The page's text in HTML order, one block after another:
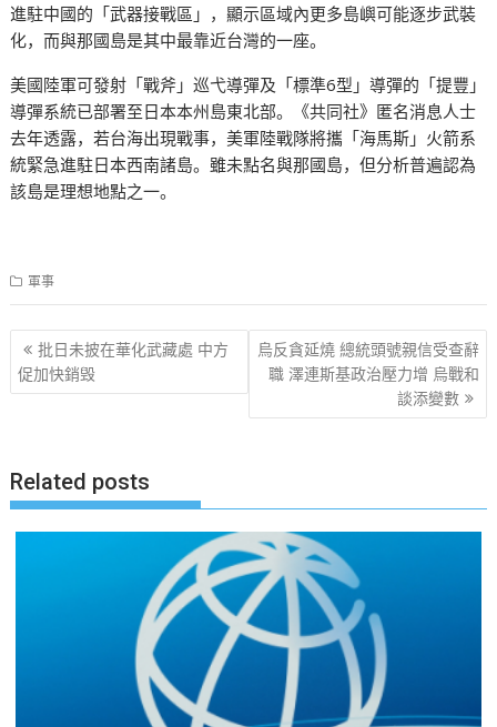
進駐中國的「武器接戰區」，顯示區域內更多島嶼可能逐步武裝
化，而與那國島是其中最靠近台灣的一座。
美國陸軍可發射「戰斧」巡弋導彈及「標準6型」導彈的「提豐」
導彈系統已部署至日本本州島東北部。《共同社》匿名消息人士
去年透露，若台海出現戰事，美軍陸戰隊將攜「海馬斯」火箭系
統緊急進駐日本西南諸島。雖未點名與那國島，但分析普遍認為
該島是理想地點之一。
軍事
文
章
批日未披在華化武藏處 中方
促加快銷毁
烏反貪延燒 總統頭號親信受查辭
職 澤連斯基政治壓力增 烏戰和
談添變數
Related posts